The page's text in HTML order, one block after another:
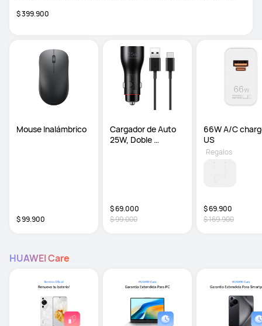
$ 399.900
Mouse Inalámbrico
$ 99.900
Cargador de Auto
25W, Doble
$ 69.000
$ 99.000
66W A/C
US
$ 69.900
$ 169.900
Regalos
HUAWEI Care